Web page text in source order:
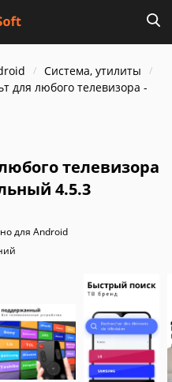
Система, утилиты
для любого телевизора -
телевизора
4.5.3
для Android